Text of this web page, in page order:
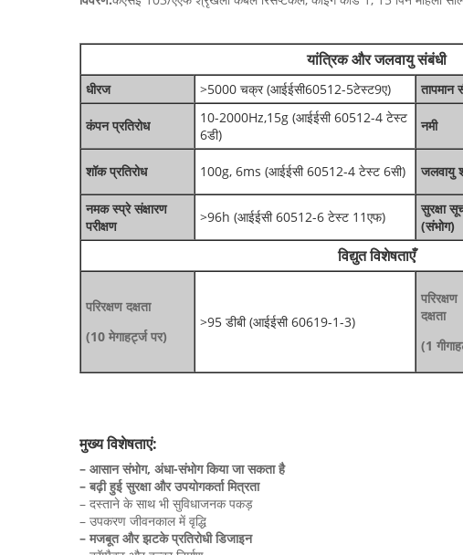
यांत्रिक और जलवायु संबंधी
धीरज >5000 चक्र (आईईसी60512-5टेस्ट9ए) तापमान
कंपन प्रतिरोध
10-2000Hz,15g (आईईसी 60512-4 टेस्ट
6डी)
नमी
शॉक प्रतिरोध 100g, 6ms (आईईसी 60512-4 टेस्ट 6सी) जलवायु
नमक स्प्रे संक्षारण
परीक्षण
>96h (आईईसी 60512-6 टेस्ट 11एफ)
सुरक्षा
(संभोग)
विद्युत विशेषताएँ
परिरक्षण दक्षता
(10 मेगाहर्ट्ज पर)
>95 डीबी (आईईसी 60619-1-3)
परिरक्षण
दक्षता
(1
मुख्य विशेषताएं:
– आसान संभोग, अंधा-संभोग किया जा सकता है
– बढ़ी हुई सुरक्षा और उपयोगकर्ता मित्रता
– दस्ताने के साथ भी सुविधाजनक पकड़
– उपकरण जीवनकाल में वृद्धि
– मजबूत और झटके प्रतिरोधी डिजाइन